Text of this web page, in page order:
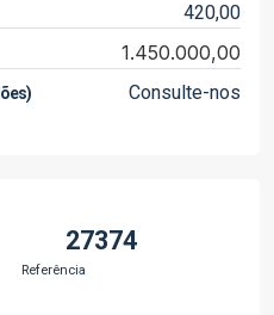
420,00
1.450.000,00
Consulte-nos
27374
Referência